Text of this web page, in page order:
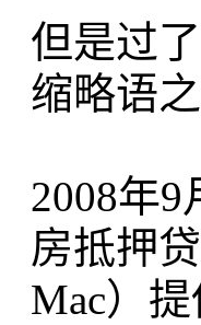
但是过
缩略语
2008年
房抵押
Mac）